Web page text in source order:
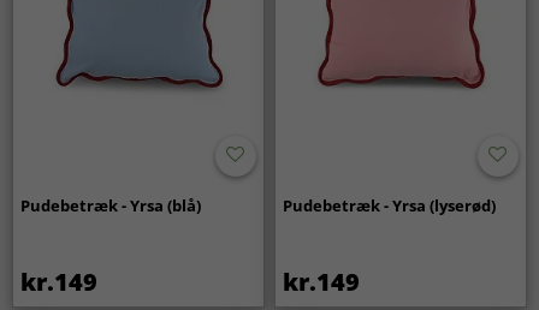
Pudebetræk - Yrsa (blå)
kr.149
Pudebetræk - Yrsa (lyserød)
kr.149